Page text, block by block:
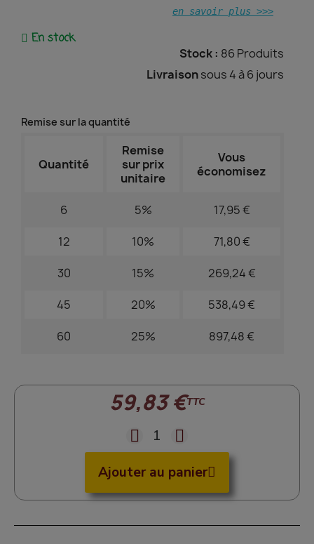
en savoir plus >>>
En stock
Stock : 86 Produits
Livraisonsous 4 à 6 jours
Remise sur la quantité
Quantité
Remise
sur prix
unitaire
Vous
économisez
6 5% 17,95 €
12 10% 71,80 €
30 15% 269,24 €
45 20% 538,49 €
60 25% 897,48 €
59,83 €TTC
Ajouter au panier